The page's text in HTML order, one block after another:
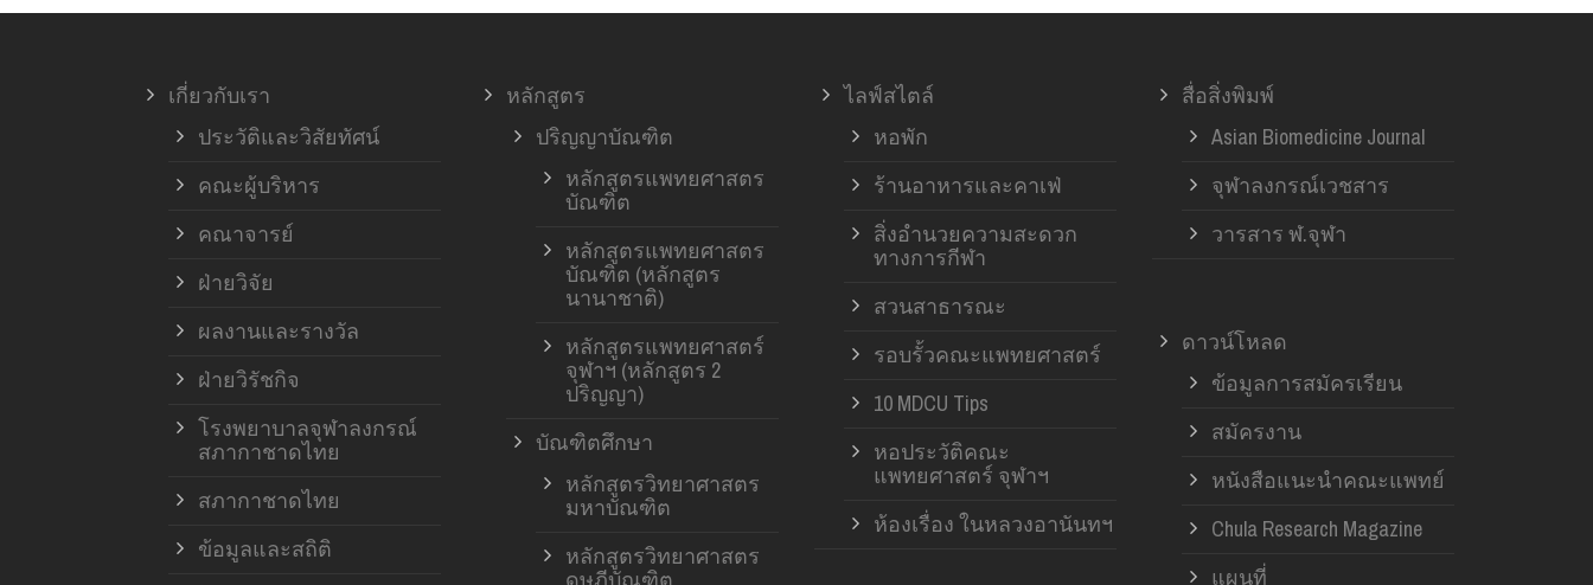
เกี่ยวกับเรา
ประวัติและวิสัยทัศน์
คณะผู้บริหาร
คณาจารย์
ฝ่ายวิจัย
ผลงานและรางวัล
ฝ่ายวิรัชกิจ
โรงพยาบาลจุฬาลงกรณ์
สภากาชาดไทย
สภากาชาดไทย
ข้อมูลและสถิติ
หลักสูตร
ปริญญาบัณฑิต
หลักสูตรแพทยศาสตร
บัณฑิต
หลักสูตรแพทยศาสตร
บัณฑิต (หลักสูตร
นานาชาติ)
หลักสูตรแพทยศาสตร์
จุฬาฯ (หลักสูตร 2
ปริญญา)
บัณฑิตศึกษา
หลักสูตรวิทยาศาสตร
มหาบัณฑิต
หลักสูตรวิทยาศาสตร
ไลฟ์สไตล์
หอพัก
ร้านอาหารและคาเฟ่
สิ่งอำนวยความสะดวก
ทางการกีฬา
สวนสาธารณะ
รอบรั้วคณะแพทยศาสตร์
10 MDCU Tips
หอประวัติคณะ
แพทยศาสตร์ จุฬาฯ
ห้องเรื่อง ในหลวงอานันทฯ
สื่อสิ่งพิมพ์
Asian Biomedicine Journal
จุฬาลงกรณ์เวชสาร
วารสาร ฬ.จุฬา
ดาวน์โหลด
ข้อมูลการสมัครเรียน
สมัครงาน
หนังสือแนะนำคณะแพทย์
Chula Research Magazine
แผนที่